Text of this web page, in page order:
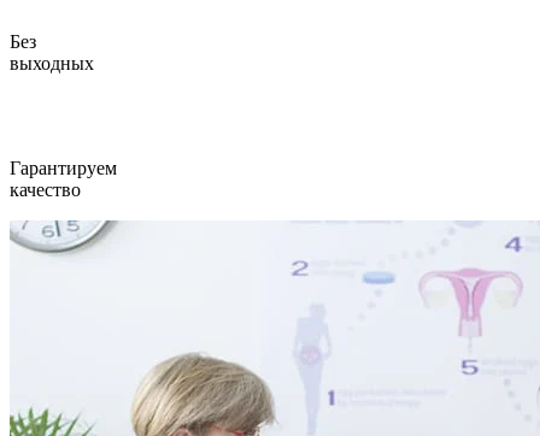
Без
выходных
Гарантируем
качество